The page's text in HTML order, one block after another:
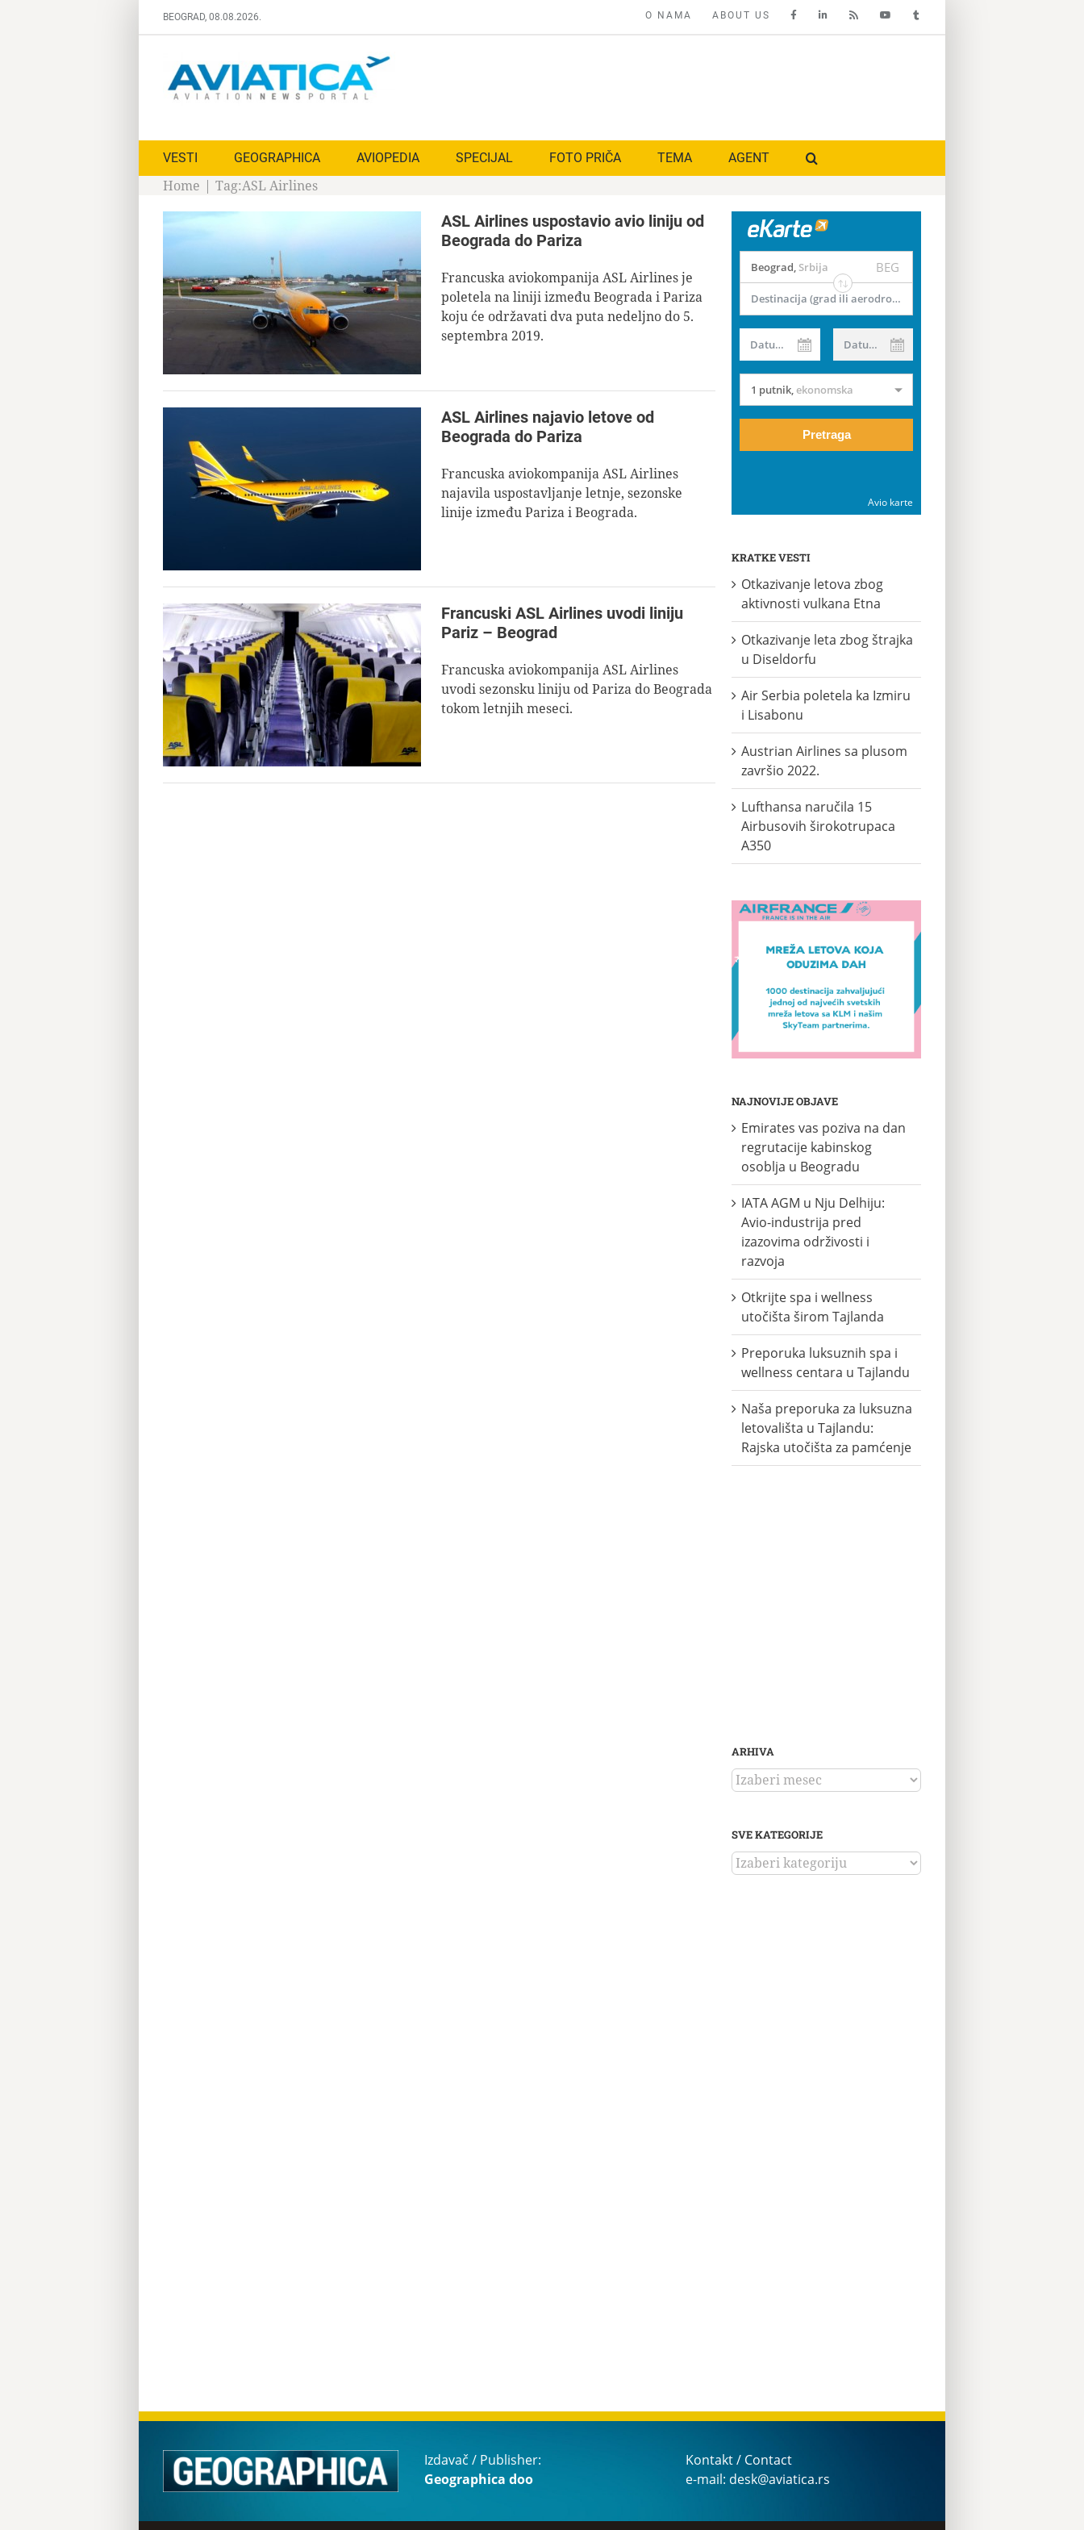
BEOGRAD, 08.08.2026. O NAMA ABOUT US
VESTI GEOGRAPHICA AVIOPEDIA SPECIJAL FOTO PRIČA TEMA AGENT
Home | Tag:ASL Airlines
ASL Airlines uspostavio avio liniju od
Beograda do Pariza
Francuska aviokompanija ASL Airlines je
poletela na liniji između Beograda i Pariza
koju će održavati dva puta nedeljno do 5.
septembra 2019.
ASL Airlines najavio letove od
Beograda do Pariza
Francuska aviokompanija ASL Airlines
najavila uspostavljanje letnje, sezonske
linije između Pariza i Beograda.
Francuski ASL Airlines uvodi liniju
Pariz – Beograd
Francuska aviokompanija ASL Airlines
uvodi sezonsku liniju od Pariza do Beograda
tokom letnjih meseci.
Beograd, Srbija BEG
Destinacija (grad ili aerodrom)
Datum od Datum do
1 putnik,ekonomska
Pretraga
Avio karte
KRATKE VESTI
Otkazivanje letova zbog
aktivnosti vulkana Etna
Otkazivanje leta zbog štrajka
u Diseldorfu
Air Serbia poletela ka Izmiru
i Lisabonu
Austrian Airlines sa plusom
završio 2022.
Lufthansa naručila 15
Airbusovih širokotrupaca
A350
NAJNOVIJE OBJAVE
Emirates vas poziva na dan
regrutacije kabinskog
osoblja u Beogradu
IATA AGM u Nju Delhiju:
Avio-industrija pred
izazovima održivosti i
razvoja
Otkrijte spa i wellness
utočišta širom Tajlanda
Preporuka luksuznih spa i
wellness centara u Tajlandu
Naša preporuka za luksuzna
letovališta u Tajlandu:
Rajska utočišta za pamćenje
ARHIVA
ARHIVA
SVE KATEGORIJE
SVE
KATEGORIJE
Izdavač / Publisher:
Geographica doo
Kontakt / Contact
e-mail: desk@aviatica.rs